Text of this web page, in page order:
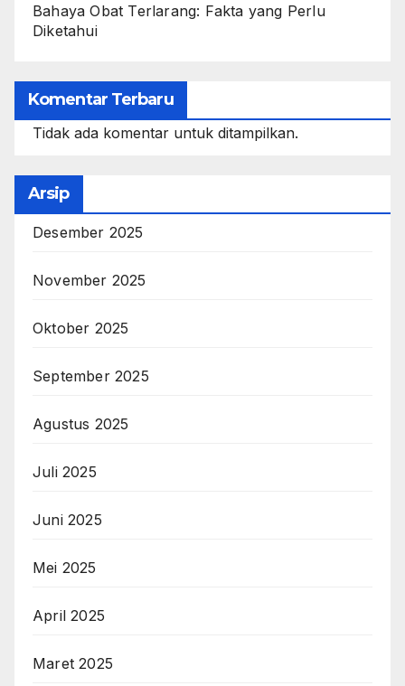
Bahaya Obat Terlarang: Fakta yang Perlu
Diketahui
Komentar Terbaru
Tidak ada komentar untuk ditampilkan.
Arsip
Desember 2025
November 2025
Oktober 2025
September 2025
Agustus 2025
Juli 2025
Juni 2025
Mei 2025
April 2025
Maret 2025